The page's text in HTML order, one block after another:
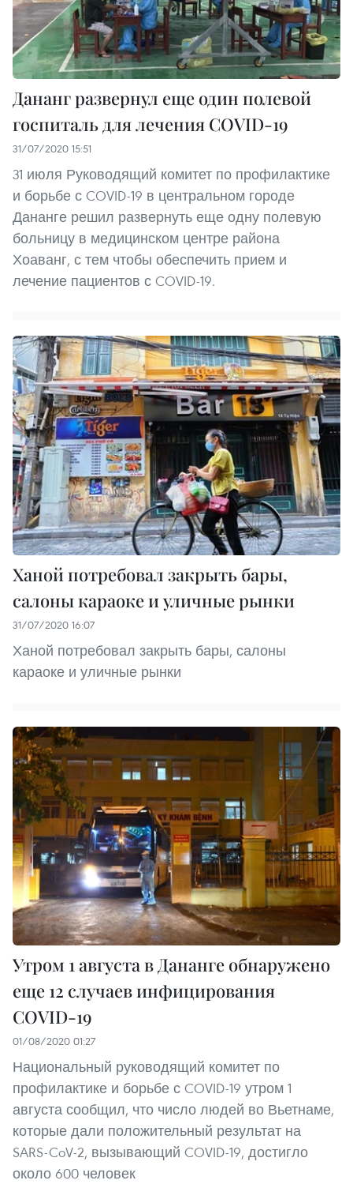
Дананг развернул еще один полевой
госпиталь для лечения COVID-19
31/07/2020 15:51
31 июля Руководящий комитет по профилактике
и борьбе с COVID-19 в центральном городе
Дананге решил развернуть еще одну полевую
больницу в медицинском центре района
Хоаванг, с тем чтобы обеспечить прием и
лечение пациентов с COVID-19.
Ханой потребовал закрыть бары,
салоны караоке и уличные рынки
31/07/2020 16:07
Ханой потребовал закрыть бары, салоны
караоке и уличные рынки
Утром 1 августа в Дананге обнаружено
еще 12 случаев инфицирования
COVID-19
01/08/2020 01:27
Национальный руководящий комитет по
профилактике и борьбе с COVID-19 утром 1
августа сообщил, что число людей во Вьетнаме,
которые дали положительный результат на
SARS-CoV-2, вызывающий COVID-19, достигло
около 600 человек